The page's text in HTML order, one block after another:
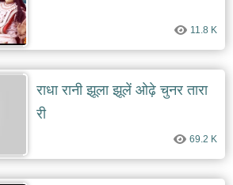
11.8 K
राधा रानी झूला झूलें ओढ़े चुनर तारा
री
69.2 K